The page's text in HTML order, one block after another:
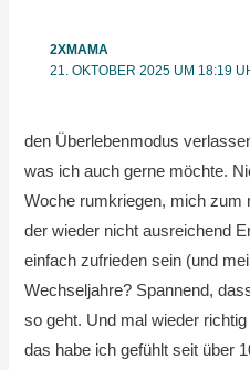
2XMAMA
21. OKTOBER 2025 UM 18:19
den Überlebenmodus
was ich auch gerne möchte.
Woche rumkriegen, mich zum
der wieder nicht ausreichend
einfach zufrieden sein (und
Wechseljahre? Spannend,
so geht. Und mal wieder
das habe ich gefühlt seit über